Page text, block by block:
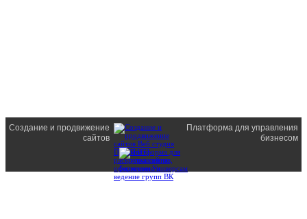
Создание и продвижение
сайтов
Платформа для управления
бизнесом